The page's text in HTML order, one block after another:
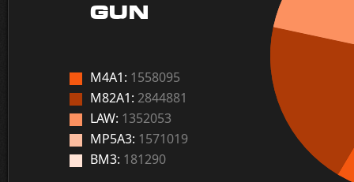
GUN
M4A1: 1558095
M82A1: 2844881
LAW: 1352053
MP5A3: 1571019
BM3: 181290